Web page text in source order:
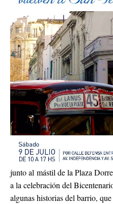
junto al mástil de la Plaza
a la celebración del
algunas historias del barrio,